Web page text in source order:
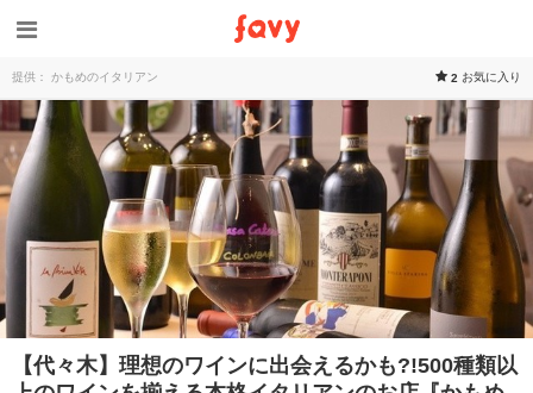
提供： かもめのイタリアン 2 お気に入り
【代々木】理想のワインに出会えるかも?!500種類以